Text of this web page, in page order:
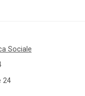
Sociale
24